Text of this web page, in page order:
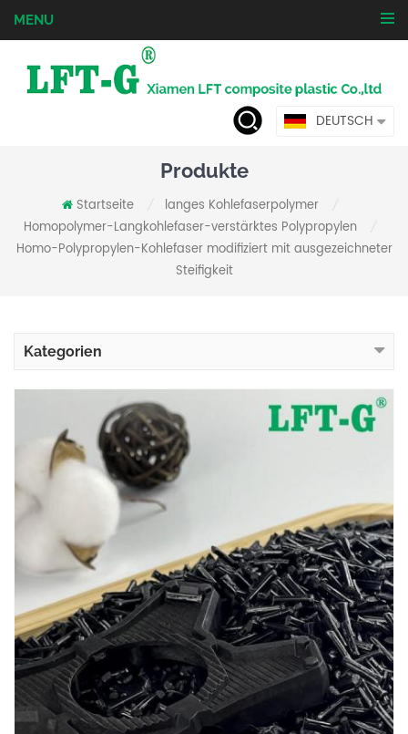
MENU
DEUTSCH
Produkte
Startseite langes Kohlefaserpolymer
Homopolymer-Langkohlefaser-verstärktes Polypropylen
Homo-Polypropylen-Kohlefaser modifiziert mit ausgezeichneter
Steifigkeit
Kategorien